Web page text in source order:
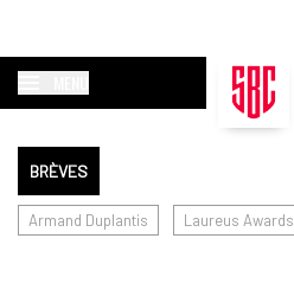
BRÈVES
Armand Duplantis Laureus Awards